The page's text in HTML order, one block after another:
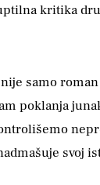
kritika
samo
poklanja
svoj